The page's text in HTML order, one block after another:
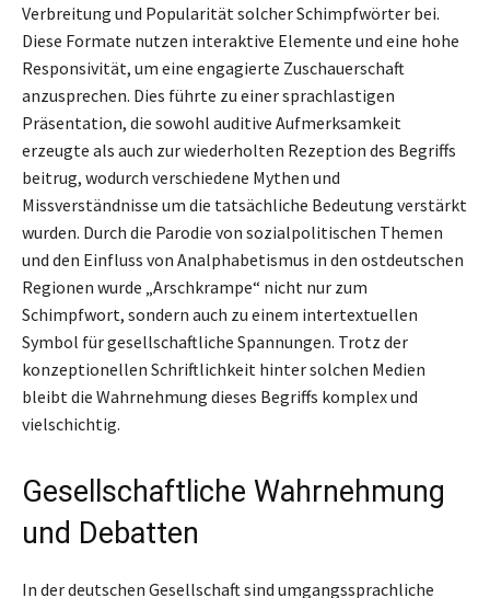
Verbreitung und Popularität solcher Schimpfwörter bei.
Diese Formate nutzen interaktive Elemente und eine hohe
Responsivität, um eine engagierte Zuschauerschaft
anzusprechen. Dies führte zu einer sprachlastigen
Präsentation, die sowohl auditive Aufmerksamkeit
erzeugte als auch zur wiederholten Rezeption des Begriffs
beitrug, wodurch verschiedene Mythen und
Missverständnisse um die tatsächliche Bedeutung verstärkt
wurden. Durch die Parodie von sozialpolitischen Themen
und den Einfluss von Analphabetismus in den ostdeutschen
Regionen wurde „Arschkrampe“ nicht nur zum
Schimpfwort, sondern auch zu einem intertextuellen
Symbol für gesellschaftliche Spannungen. Trotz der
konzeptionellen Schriftlichkeit hinter solchen Medien
bleibt die Wahrnehmung dieses Begriffs komplex und
vielschichtig.
Gesellschaftliche Wahrnehmung
und Debatten
In der deutschen Gesellschaft sind umgangssprachliche